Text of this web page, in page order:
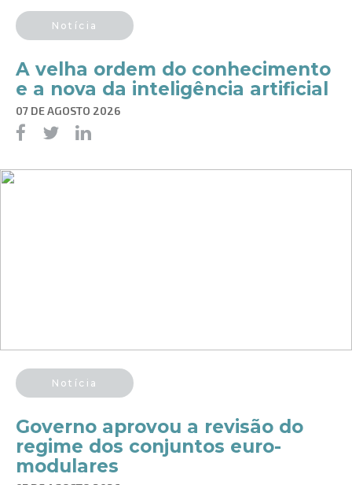
Notícia
A velha ordem do conhecimento
e a nova da inteligência artificial
07 DE AGOSTO 2026
Notícia
Governo aprovou a revisão do
regime dos conjuntos euro-
modulares